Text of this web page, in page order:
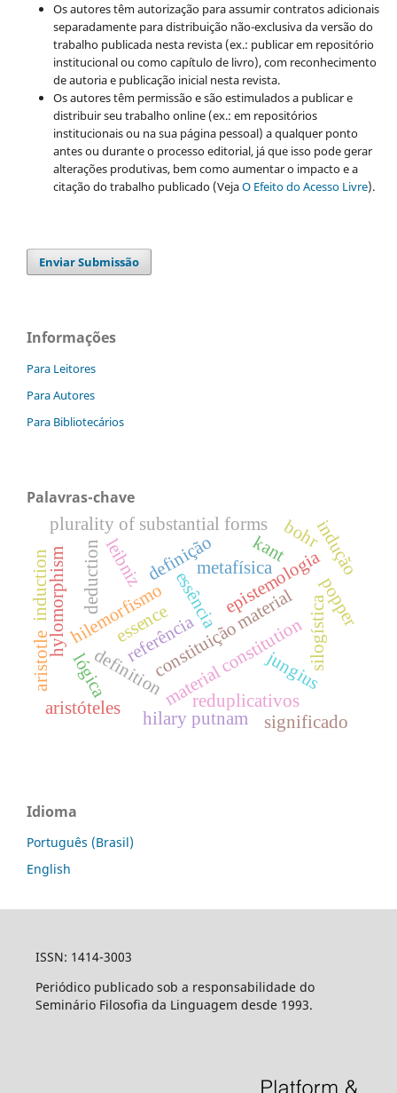
Os autores têm autorização para assumir contratos adicionais
separadamente para distribuição não-exclusiva da versão do
trabalho publicada nesta revista (ex.: publicar em repositório
institucional ou como capítulo de livro), com reconhecimento
de autoria e publicação inicial nesta revista.
Os autores têm permissão e são estimulados a publicar e
distribuir seu trabalho online (ex.: em repositórios
institucionais ou na sua página pessoal) a qualquer ponto
antes ou durante o processo editorial, já que isso pode gerar
alterações produtivas, bem como aumentar o impacto e a
citação do trabalho publicado (VejaO Efeito do Acesso Livre).
Enviar Submissão
Informações
Para Leitores
Para Autores
Para Bibliotecários
Palavras-chave
hilemorfismoessência
definição
constituição material
hylomorphism essence
definitionmaterial constitution
plurality of substantial forms
epistemologia
metafísica
kant
leibniz
lógica jungius
reduplicativos
referência
significado
hilary putnam
aristóteles
silogística
aristotle
deduction indução
popper
induction
bohr
Idioma
Português (Brasil)
English
ISSN: 1414-3003
Periódico publicado sob a responsabilidade do
Seminário Filosofia da Linguagem desde 1993.